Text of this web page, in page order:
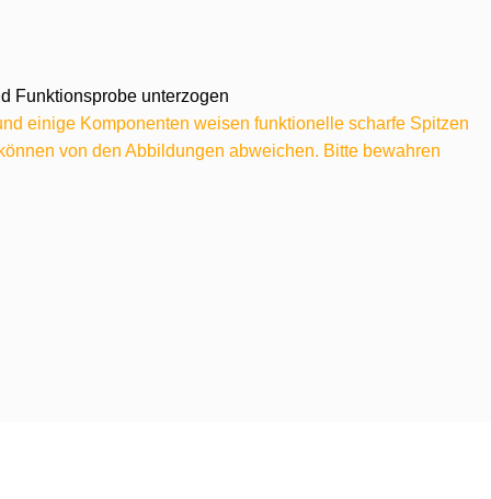
Funktionsprobe unterzogen
einige Komponenten weisen funktionelle scharfe Spitzen
von den Abbildungen abweichen. Bitte bewahren